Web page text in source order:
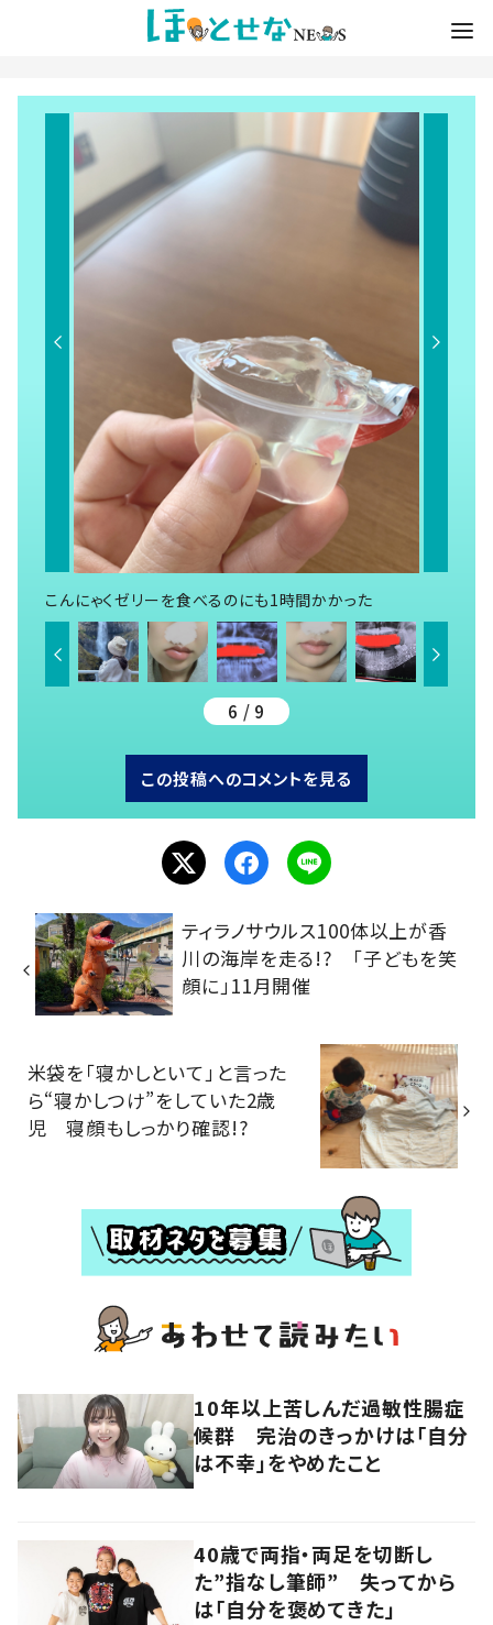
こんにゃくゼリーを食べるのにも1時間かかった
6 / 9
この投稿へのコメントを見る
ティラノサウルス100体以上が香
川の海岸を走る!? 「子どもを笑
顔に」11月開催
米袋を「寝かしといて」と言った
ら“寝かしつけ”をしていた2歳
児 寝顔もしっかり確認!?
10年以上苦しんだ過敏性腸症
候群 完治のきっかけは「自分
は不幸」をやめたこと
40歳で両指・両足を切断し
た”指なし筆師” 失ってから
は「自分を褒めてきた」